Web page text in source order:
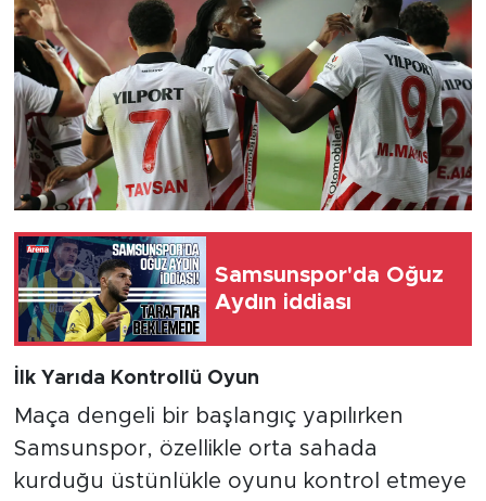
Samsunspor'da Oğuz
Aydın iddiası
İlk Yarıda Kontrollü Oyun
Maça dengeli bir başlangıç yapılırken
Samsunspor, özellikle orta sahada
kurduğu üstünlükle oyunu kontrol etmeye